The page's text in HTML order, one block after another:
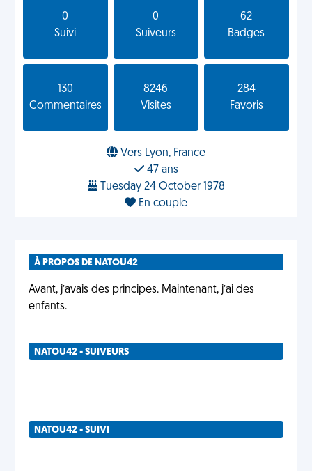
0
Suivi
0
Suiveurs
62
Badges
130
Commentaires
8246
Visites
284
Favoris
Vers Lyon, France
47 ans
Tuesday 24 October 1978
En couple
À PROPOS DE NATOU42
Avant, j’avais des principes. Maintenant, j’ai des
enfants.
NATOU42 - SUIVEURS
NATOU42 - SUIVI